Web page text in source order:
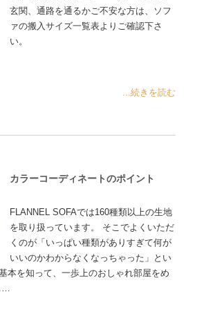
玄関、通路を通るかご不安な方は、ソフ
ァの搬入サイズ一覧表よりご確認下さ
い。
...続きを読む
カラーコーディネートのポイント
FLANNEL SOFAでは160種類以上の生地
を取り扱っています。 そこでよくいただ
くのが「いっぱい種類がありすぎて何が
いいのかわからなくなっちゃった」とい
本を知って、一歩上のおしゃれ部屋をめ